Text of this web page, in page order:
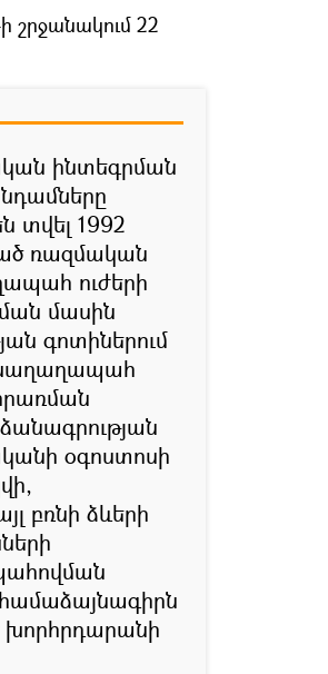
շրջանակում 22
ինտեգրման
տվել 1992
ռազմական
ուժերի
մասին
գոտիներում
օգոստոսի
բռնի ձևերի
խորհրդարանի